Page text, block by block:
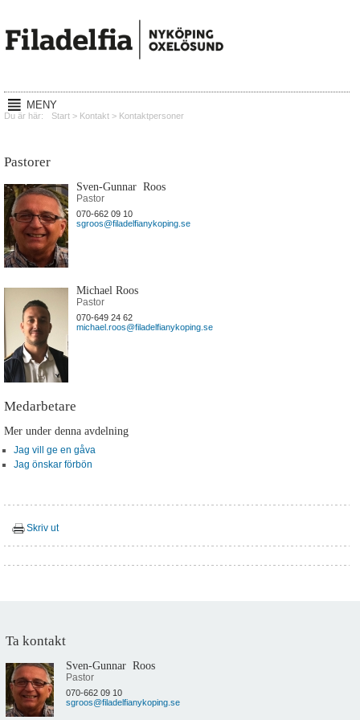
MENY
Hem
Mission
Lyssna
Kalender
Om oss
Kontakt
Blogg
Sitemap
Du är här: Start > Kontakt > Kontaktpersoner
Pastorer
Sven-Gunnar Roos
Pastor
070-662 09 10
sgroos@filadelfianykoping.se
Michael Roos
Pastor
070-649 24 62
michael.roos@filadelfianykoping.se
Medarbetare
Mer under denna avdelning
Jag vill ge en gåva
Jag önskar förbön
Skriv ut
Ta kontakt
Sven-Gunnar Roos
Pastor
070-662 09 10
sgroos@filadelfianykoping.se